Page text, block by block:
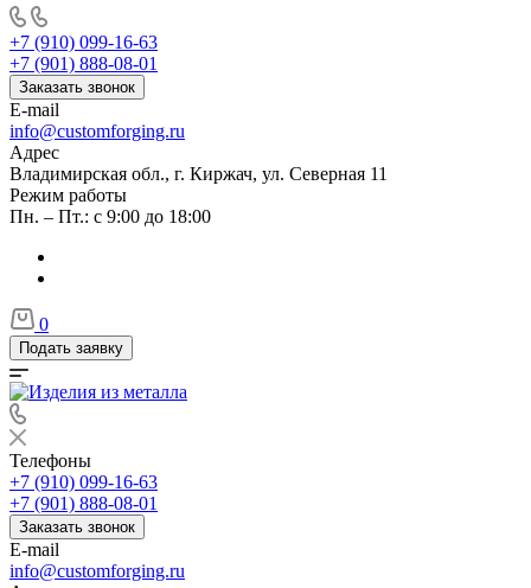
+7 (910) 099-16-63
+7 (901) 888-08-01
Заказать звонок
E-mail
info@customforging.ru
Адрес
Владимирская обл., г. Киржач, ул. Северная 11
Режим работы
Пн. – Пт.: с 9:00 до 18:00
0
Подать заявку
Телефоны
+7 (910) 099-16-63
+7 (901) 888-08-01
Заказать звонок
E-mail
info@customforging.ru